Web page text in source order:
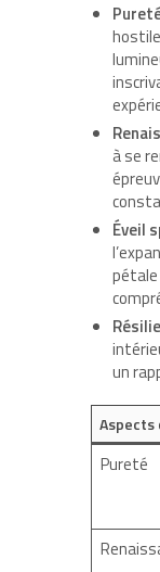
à se
Éveil
pétale
un
Aspects
Pureté